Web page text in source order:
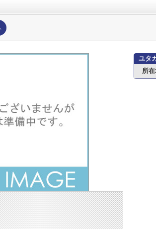
ユタ
所